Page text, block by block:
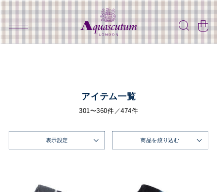
アイテム一覧
301〜360件／474件
表示設定 商品を絞り込む